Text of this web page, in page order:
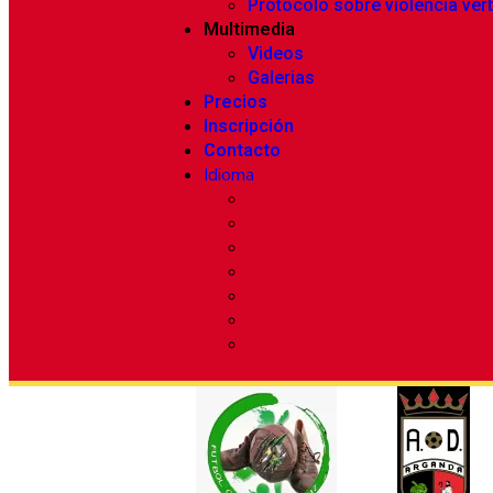
Protocolo sobre violencia
Multimedia
Videos
Galerias
Precios
Inscripción
Contacto
Idioma